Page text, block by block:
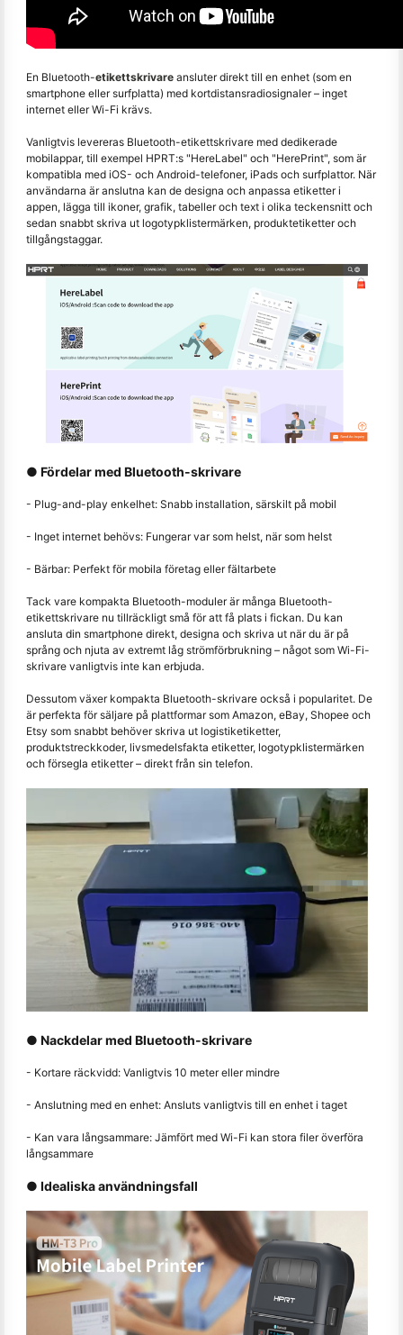
En Bluetooth-etikettskrivare ansluter direkt till en enhet (som en
smartphone eller surfplatta) med kortdistansradiosignaler – inget
internet eller Wi-Fi krävs.
Vanligtvis levereras Bluetooth-etikettskrivare med dedikerade
mobilappar, till exempel HPRT:s "HereLabel" och "HerePrint", som är
kompatibla med iOS- och Android-telefoner, iPads och surfplattor. När
användarna är anslutna kan de designa och anpassa etiketter i
appen, lägga till ikoner, grafik, tabeller och text i olika teckensnitt och
sedan snabbt skriva ut logotypklistermärken, produktetiketter och
tillgångstaggar.
● Fördelar med Bluetooth-skrivare
- Plug-and-play enkelhet: Snabb installation, särskilt på mobil
- Inget internet behövs: Fungerar var som helst, när som helst
- Bärbar: Perfekt för mobila företag eller fältarbete
Tack vare kompakta Bluetooth-moduler är många Bluetooth-
etikettskrivare nu tillräckligt små för att få plats i fickan. Du kan
ansluta din smartphone direkt, designa och skriva ut när du är på
språng och njuta av extremt låg strömförbrukning – något som Wi-Fi-
skrivare vanligtvis inte kan erbjuda.
Dessutom växer kompakta Bluetooth-skrivare också i popularitet. De
är perfekta för säljare på plattformar som Amazon, eBay, Shopee och
Etsy som snabbt behöver skriva ut logistiketiketter,
produktstreckkoder, livsmedelsfakta etiketter, logotypklistermärken
och försegla etiketter – direkt från sin telefon.
● Nackdelar med Bluetooth-skrivare
- Kortare räckvidd: Vanligtvis 10 meter eller mindre
- Anslutning med en enhet: Ansluts vanligtvis till en enhet i taget
- Kan vara långsammare: Jämfört med Wi-Fi kan stora filer överföra
långsammare
● Idealiska användningsfall